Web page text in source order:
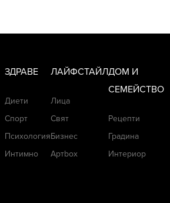
ЗДРАВЕ
Диети
Спорт
Психология
Интимно
ЛАЙФСТАЙЛ
Лица
Свят
Бизнес
Артbox
ДОМ И
СЕМЕЙСТВО
Рецепти
Градина
Интериор